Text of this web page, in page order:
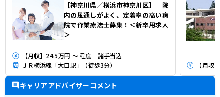
【神奈川県／横浜市神奈川区】 院
内の風通しがよく、定着率の高い病
院で作業療法士募集！＜新卒用求人
＞
【月収】24.5万円 ～ 程度 諸手当込
ＪＲ横浜線「大口駅」（徒歩3分）
【月収
キャリアアドバイザーコメント